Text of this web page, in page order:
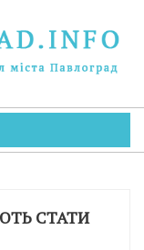
СТАТИ